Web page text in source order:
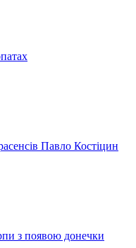
Павло Костіцин
з появою донечки